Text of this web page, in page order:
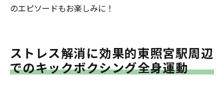
のエピソードもお楽しみに！
ストレス解消に効果的東照宮駅周辺
でのキックボクシング全身運動